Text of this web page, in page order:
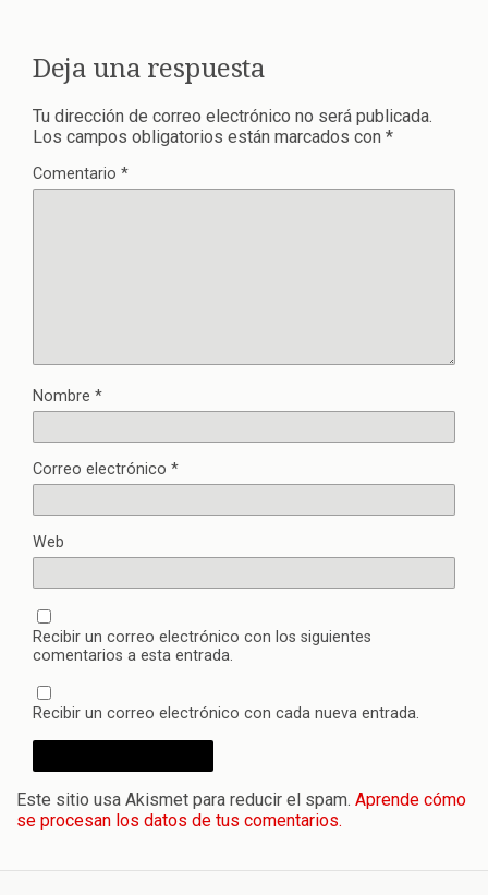
Deja una respuesta
Tu dirección de correo electrónico no será publicada.
Los campos obligatorios están marcados con *
Comentario *
Nombre *
Correo electrónico *
Web
Recibir un correo electrónico con los siguientes
comentarios a esta entrada.
Recibir un correo electrónico con cada nueva entrada.
Este sitio usa Akismet para reducir el spam. Aprende cómo
se procesan los datos de tus comentarios.